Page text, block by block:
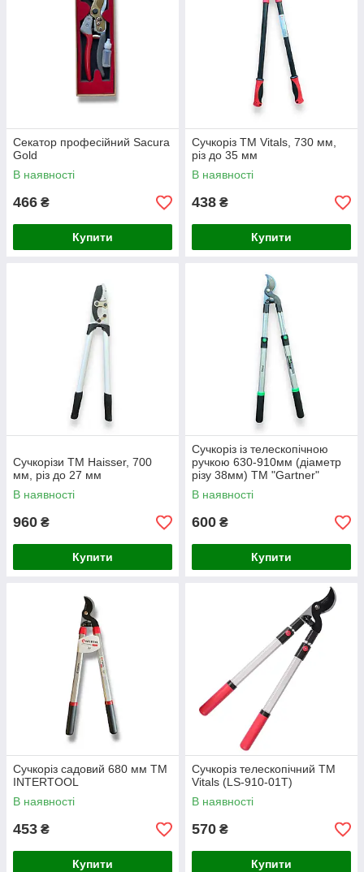
Секатор професійний Sacura
Gold
В наявності
466 ₴
Купити
Сучкоріз ТМ Vitals, 730 мм,
різ до 35 мм
В наявності
438 ₴
Купити
Сучкорізи ТМ Haisser, 700
мм, різ до 27 мм
В наявності
960 ₴
Купити
Сучкоріз із телескопічною
ручкою 630-910мм (діаметр
різу 38мм) ТМ "Gartner"
В наявності
600 ₴
Купити
Сучкоріз садовий 680 мм TM
INTERTOOL
В наявності
453 ₴
Купити
Сучкоріз телескопічний TM
Vitals (LS-910-01T)
В наявності
570 ₴
Купити